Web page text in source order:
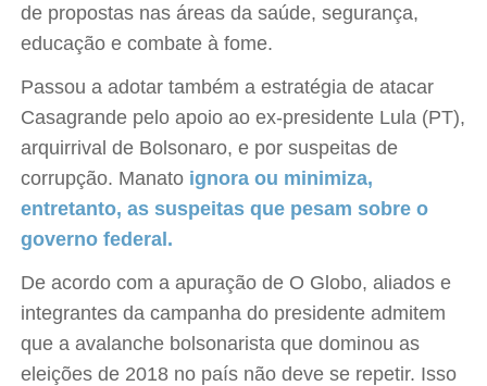
de propostas nas áreas da saúde, segurança,
educação e combate à fome.
Passou a adotar também a estratégia de atacar
Casagrande pelo apoio ao ex-presidente Lula (PT),
arquirrival de Bolsonaro, e por suspeitas de
corrupção. Manato ignora ou minimiza,
entretanto, as suspeitas que pesam sobre o
governo federal.
De acordo com a apuração de O Globo, aliados e
integrantes da campanha do presidente admitem
que a avalanche bolsonarista que dominou as
eleições de 2018 no país não deve se repetir. Isso